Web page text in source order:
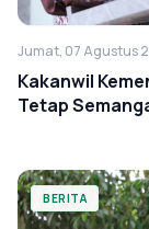
Jumat, 07 Agustus
Kakanwil
Tetap
BERITA